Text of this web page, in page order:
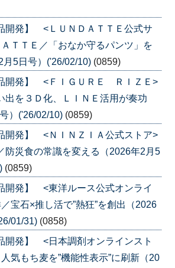
開発】 <ＬＵＮＤＡＴＴＥ公式サ
ＴＴＥ／「おなか守るパンツ」を
5日号）('26/02/10) (0859)
開発】 <ＦＩＧＵＲＥ ＲＩＺＥ>
を３Ｄ化、ＬＩＮＥ活用が奏功
）('26/02/10) (0859)
開発】 <ＮＩＮＺＩＡ公式ストア>
災食の常識を変える（2026年2月5
(0859)
開発】 <東洋ルース公式オンライ
宝石×推し活で”熱狂”を創出（2026
01/31) (0858)
開発】 <日本調剤オンラインスト
気もち麦を”機能性表示”に刷新（20